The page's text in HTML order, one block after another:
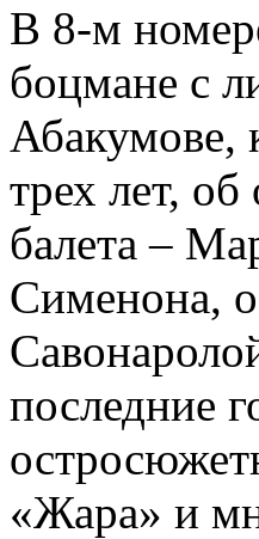
В 8-м
боцмане с
Абакумове,
трех лет,
балета –
Сименона, о
последние
«Жара» и